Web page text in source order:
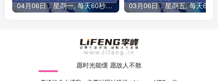
04月06日，星期一, 每天60秒读懂全世界！
愿时光能缓 愿故人不散